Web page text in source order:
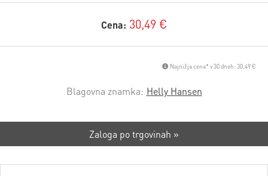
Cena: 30,49 €
Najnižja cena* v 30 dneh: 30,49 €
Blagovna znamka: Helly Hansen
Zaloga po trgovinah »